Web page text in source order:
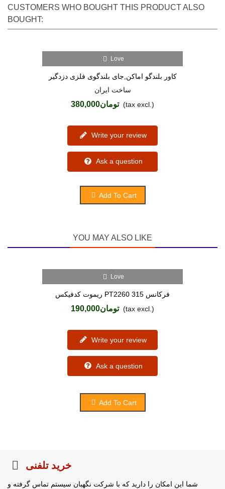
CUSTOMERS WHO BOUGHT THIS PRODUCT ALSO
BOUGHT:
Love
کاور بلندگو اماکن,جای بلندگوی فلزی دزدگیر
ساخت ایران
تومان380,000 (tax excl.)
Write your review
Ask a question
Add To Cart
YOU MAY ALSO LIKE
Love
ریموت کدفیکس PT2260 فرکانس 315
تومان190,000 (tax excl.)
Write your review
Ask a question
Add To Cart
خرید تلفنی
شما این امکان را دارید که با شرکت نگهبان سیستم تماس گرفته و